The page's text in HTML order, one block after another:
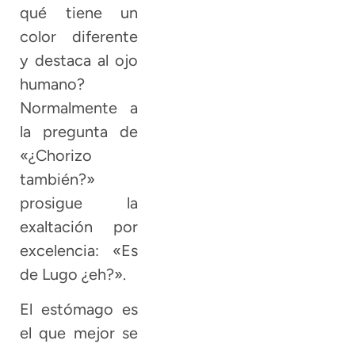
qué tiene un
color diferente
y destaca al ojo
humano?
Normalmente a
la pregunta de
«¿Chorizo
también?»
prosigue la
exaltación por
excelencia: «Es
de Lugo ¿eh?».
El estómago es
el que mejor se